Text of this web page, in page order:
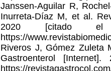
Janssen-Aguilar R,
Inurreta-Díaz M, et al.
2020 [citado
https://
Riveros J, Gómez Zuleta
Gastroenterol
https://